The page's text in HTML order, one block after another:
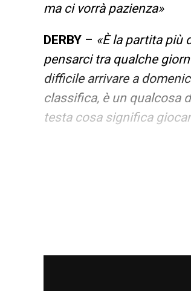
ma ci vorrà pazienza»
DERBY – «È la partita più
pensarci tra qualche
difficile arrivare a
classifica, è un qualcosa
testa cosa significa
«Nelle
abbiamo due tre